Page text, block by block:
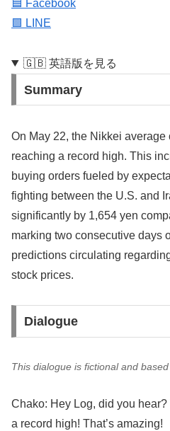
🟦 Facebook
🟩 LINE
🇬🇧 英語版を見る
Summary
On May 22, the Nikkei average
reaching a record high. This
buying orders fueled by
fighting between the U.S. and
significantly by 1,654 yen
marking two consecutive days
predictions circulating
stock prices.
Dialogue
This dialogue is fictional and
Chako: Hey Log, did you
a record high! That’s amazing!